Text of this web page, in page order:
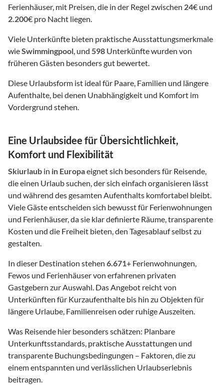
Ferienhäuser, mit Preisen, die in der Regel zwischen 24€ und
2.200€ pro Nacht liegen.
Viele Unterkünfte bieten praktische Ausstattungsmerkmale
wieSwimmingpool, und 598 Unterkünfte wurden von
früheren Gästen besonders gut bewertet.
Diese Urlaubsform ist ideal für Paare, Familien und längere
Aufenthalte, bei denen Unabhängigkeit und Komfort im
Vordergrund stehen.
Eine Urlaubsidee für Übersichtlichkeit,
Komfort und Flexibilität
Skiurlaub in in Europaeignet sich besonders für Reisende,
die einen Urlaub suchen, der sich einfach organisieren lässt
und während des gesamten Aufenthalts komfortabel bleibt.
Viele Gäste entscheiden sich bewusst für Ferienwohnungen
und Ferienhäuser, da sie klar definierte Räume, transparente
Kosten und die Freiheit bieten, den Tagesablauf selbst zu
gestalten.
In dieser Destination stehen 6.671+ Ferienwohnungen,
Fewos und Ferienhäuser von erfahrenen privaten
Gastgebern zur Auswahl. Das Angebot reicht von
Unterkünften für Kurzaufenthalte bis hin zu Objekten für
längere Urlaube, Familienreisen oder ruhige Auszeiten.
Was Reisende hier besonders schätzen: Planbare
Unterkunftsstandards, praktische Ausstattungen und
transparente Buchungsbedingungen – Faktoren, die zu
einem entspannten und verlässlichen Urlaubserlebnis
beitragen.